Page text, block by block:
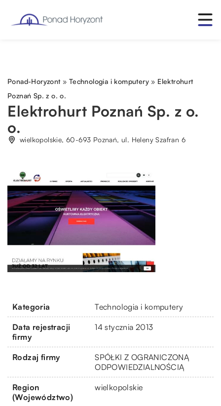
Ponad-Horyzont» Technologia i komputery » Elektrohurt
Poznań Sp. z o. o.
Elektrohurt Poznań Sp. z o.
o.
wielkopolskie, 60-693 Poznań, ul. Heleny Szafran 6
Kategoria Technologia i komputery
Data rejestracji
firmy
14 stycznia 2013
Rodzaj firmy
SPÓŁKI Z OGRANICZONĄ
ODPOWIEDZIALNOŚCIĄ
Region
(Województwo)
wielkopolskie